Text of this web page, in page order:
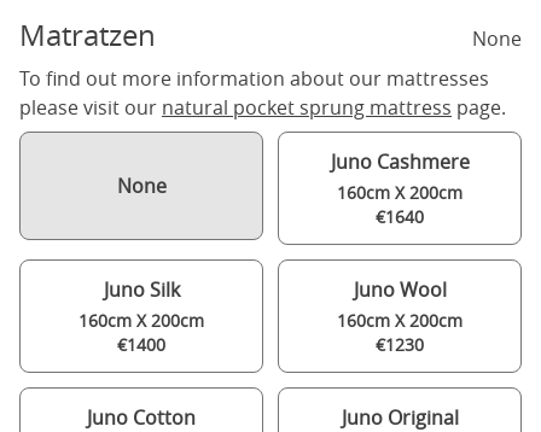
Matratzen
None
To find out more information about our mattresses
please visit our natural pocket sprung mattress page.
None
Juno Cashmere
160cm X 200cm
€1640
Juno Silk
160cm X 200cm
€1400
Juno Wool
160cm X 200cm
€1230
Juno Cotton Juno Original